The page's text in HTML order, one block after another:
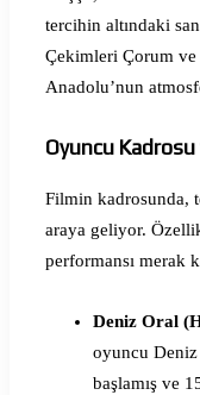
tercihin altındaki
Çekimleri Çorum
Anadolu’nun
Oyuncu
Filmin kadrosunda,
araya geliyor.
performansı merak
Deniz Oral
oyuncu Deniz
başlamış ve